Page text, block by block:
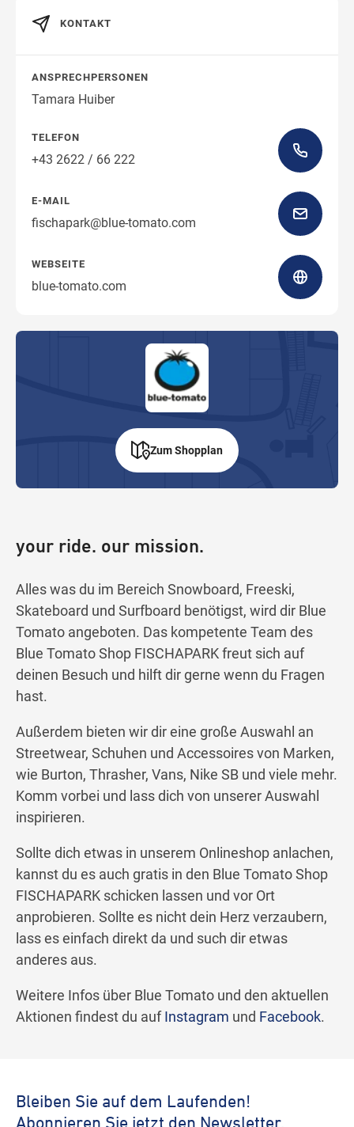
your ride. our mission.
Alles was du im Bereich Snowboard, Freeski,
Skateboard und Surfboard benötigst, wird dir Blue
Tomato angeboten. Das kompetente Team des
Blue Tomato Shop FISCHAPARK freut sich auf
deinen Besuch und hilft dir gerne wenn du Fragen
hast.
Außerdem bieten wir dir eine große Auswahl an
Streetwear, Schuhen und Accessoires von Marken,
wie Burton, Thrasher, Vans, Nike SB und viele mehr.
Komm vorbei und lass dich von unserer Auswahl
inspirieren.
Sollte dich etwas in unserem Onlineshop anlachen,
kannst du es auch gratis in den Blue Tomato Shop
FISCHAPARK schicken lassen und vor Ort
anprobieren. Sollte es nicht dein Herz verzaubern,
lass es einfach direkt da und such dir etwas
anderes aus.
Weitere Infos über Blue Tomato und den aktuellen
Aktionen findest du aufInstagram und Facebook.
KONTAKT
ANSPRECHPERSONEN
Tamara Huiber
TELEFON
+43 2622 / 66 222
E-MAIL
fischapark@blue-tomato.com
WEBSEITE
blue-tomato.com
Zum Shopplan